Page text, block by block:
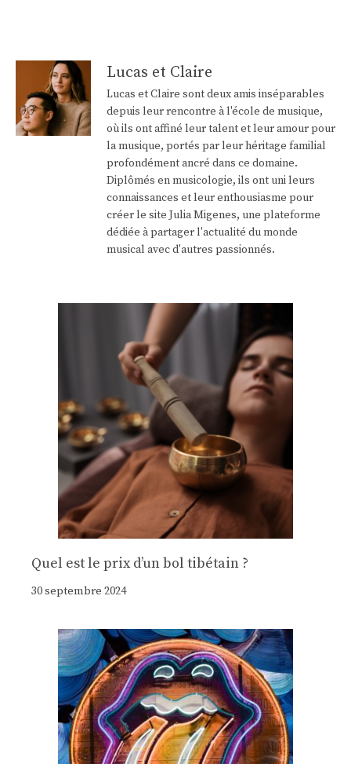
Lucas et Claire
Lucas et Claire sont deux amis inséparables
depuis leur rencontre à l'école de musique,
où ils ont affiné leur talent et leur amour pour
la musique, portés par leur héritage familial
profondément ancré dans ce domaine.
Diplômés en musicologie, ils ont uni leurs
connaissances et leur enthousiasme pour
créer le site Julia Migenes, une plateforme
dédiée à partager l'actualité du monde
musical avec d'autres passionnés.
Quel est le prix d’un bol tibétain ?
30 septembre 2024